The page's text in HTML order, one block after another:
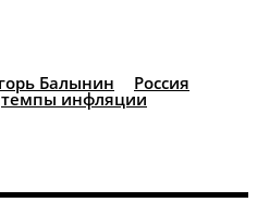
Балынин Россия
темпы инфляции